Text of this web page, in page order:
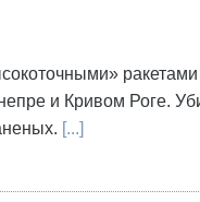
и Кривом Роге.
[...]